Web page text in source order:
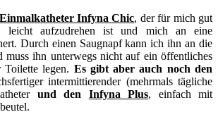
Einmalkatheter Infyna Chic, der für mich gut
aufzudrehen ist und mich an eine
Durch einen Saugnapf kann ich ihn an die
muss ihn unterwegs nicht auf ein öffentliches
Toilette legen. Es gibt aber auch noch den
intermittierender (mehrmals tägliche
und den Infyna Plus, einfach mit